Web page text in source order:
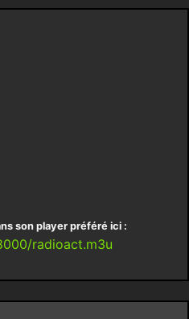
son player préféré ici :
radioact.m3u